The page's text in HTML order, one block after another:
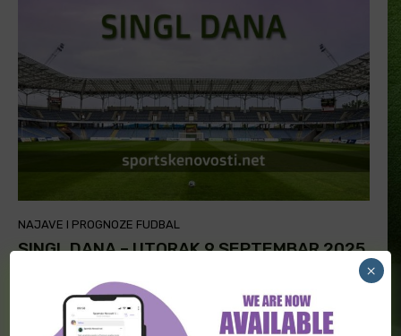
NAJAVE I PROGNOZE FUDBAL
SINGL DANA – UTORAK 9.SEPTEMBAR 2025.
×